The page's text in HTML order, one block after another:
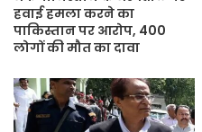
हवाई हमला करने का
पाकिस्तान पर आरोप, 400
लोगों की मौत का दावा